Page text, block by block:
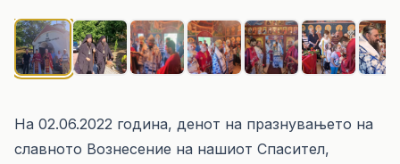
На 02.06.2022 година, денот на празнувањето на
славното Вознесение на нашиот Спасител,